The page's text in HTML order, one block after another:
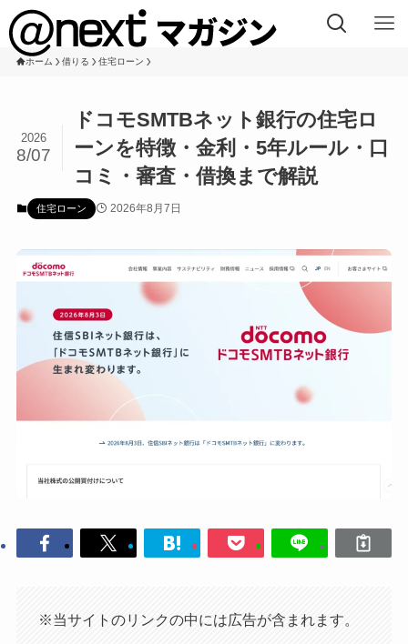
ホーム 借りる 住宅ローン
ドコモSMTBネット銀行の住宅ロ
ーンを特徴・金利・5年ルール・口
コミ・審査・借換まで解説
2026
8/07
住宅ローン 2026年8月7日
※当サイトのリンクの中には広告が含まれます。